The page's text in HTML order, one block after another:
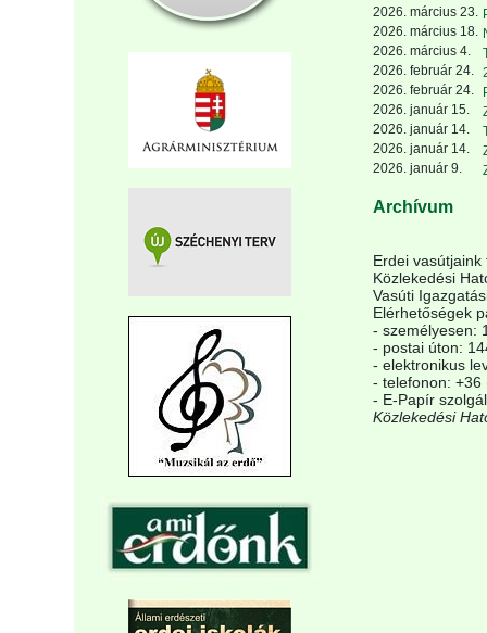
2026. március 23.
2026. március 18.
2026. március 4.
2026. február 24.
2026. február 24.
2026. január 15.
2026. január 14.
2026. január 14.
2026. január 9.
Archívum
Erdei
Közlekedési
Vasúti
Elérhetőségek
- személyesen:
- postai úton:
- elektronikus
- telefonon: +36
- E-Papír
Közlekedési